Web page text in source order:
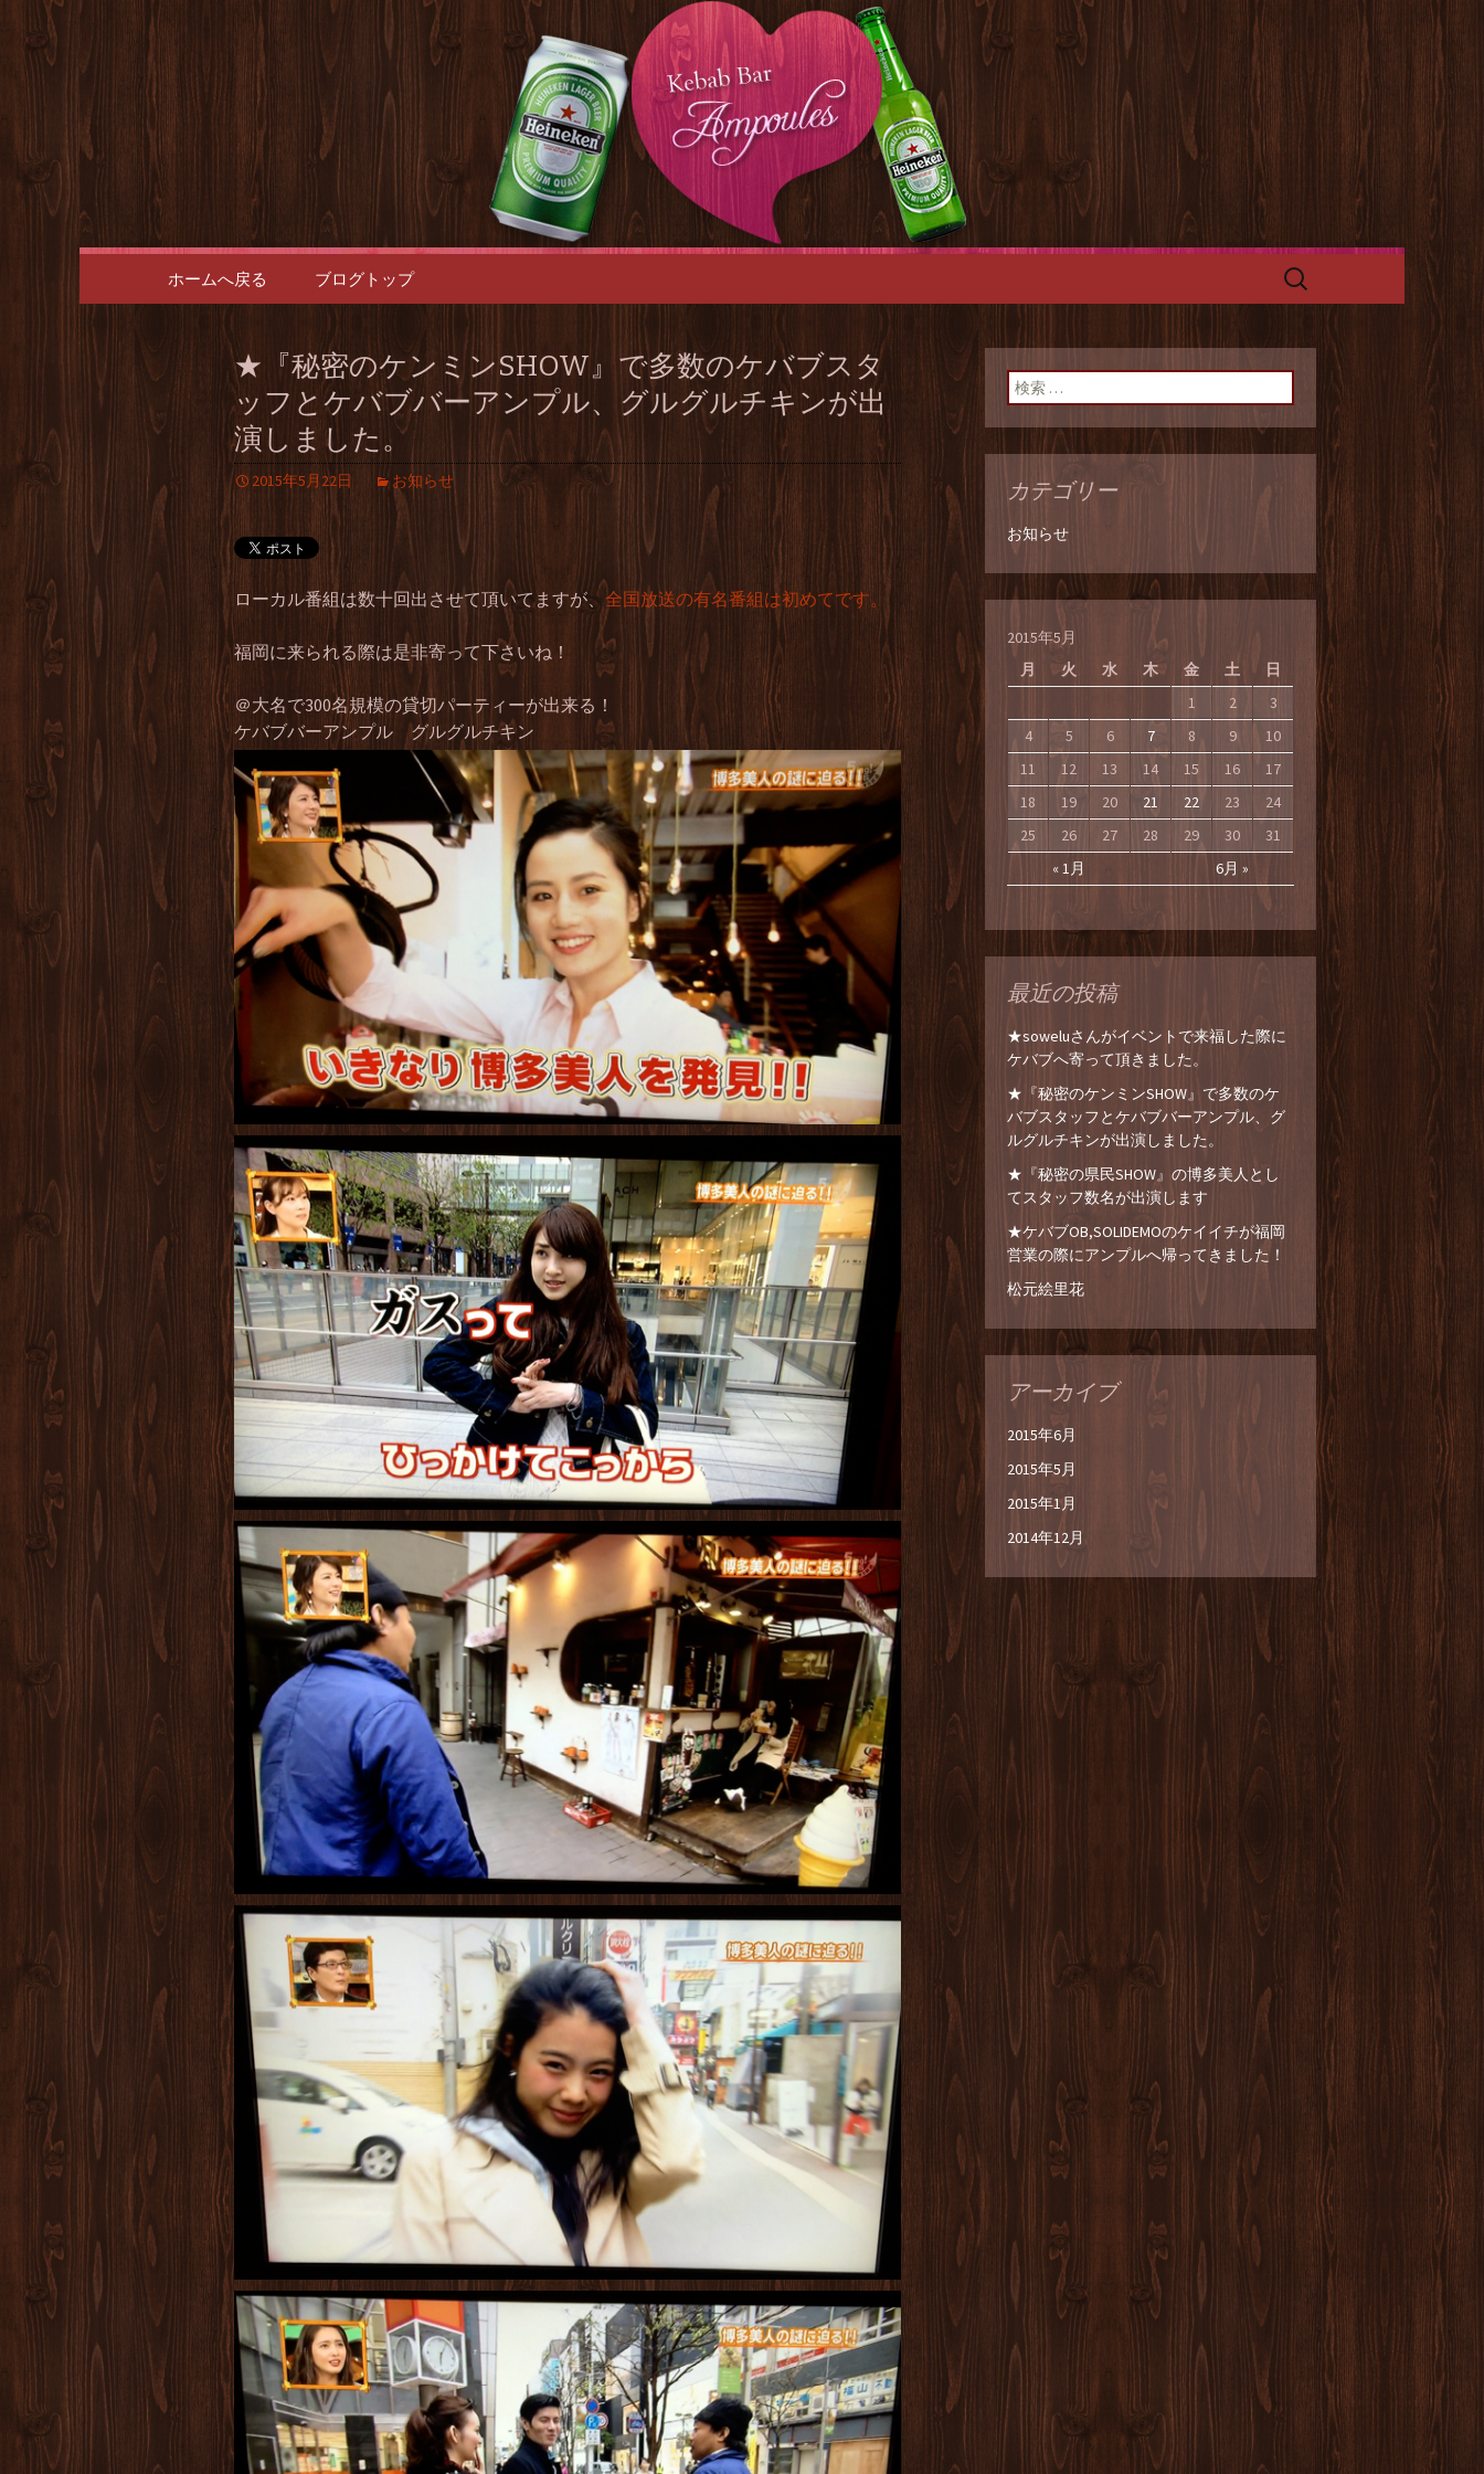
天神・大名のパーティースペース「ケバ
ブバーアンプル」
博多の天神・大名のダイニングカフェ「ケバブバーアンプル」は、グルグルチキンの二号店。
コンテンツへ移動
ホームへ戻る ブログトップ
検
★『秘密のケンミンSHOW』で多数のケバブスタ
ッフとケバブバーアンプル、グルグルチキンが出
演しました。
2015年5月22日 お知らせ
ローカル番組は数十回出させて頂いてますが、 全国放送の有名番組は初めてです。
福岡に来られる際は是非寄って下さいね！
＠大名で300名規模の貸切パーティーが出来る！
ケバブバーアンプル グルグルチキン
検索:
カテゴリー
お知らせ
2015年5月
月
火 水 木 金 土 日
« 1月 6月 »
1 2
3
4
5 6 7 8 9
10
11
12 13 14 15 16
17
18
19 20 21 22 23
24
25
26 27 28 29 30 31
最近の投稿
★soweluさんがイベントで来福した際に
ケバブへ寄って頂きました。
★『秘密のケンミンSHOW』で多数のケ
バブスタッフとケバブバーアンプル、グ
ルグルチキンが出演しました。
★『秘密の県民SHOW』の博多美人とし
てスタッフ数名が出演します
★ケバブOB,SOLIDEMOのケイイチが福岡
営業の際にアンプルへ帰ってきました！
松元絵里花
アーカイブ
2015年6月
2015年5月
2015年1月
2014年12月